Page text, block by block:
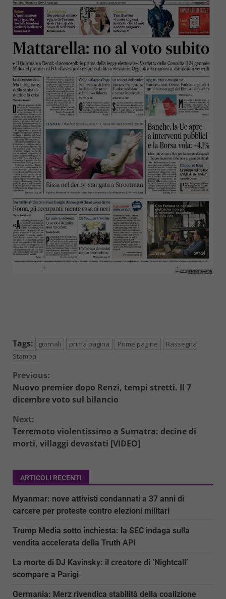
Tags: giornali prima pagina Prime pagine
Rassegna
Stampa
Continue
Reading
Previous:
Nuovo premier dopo Renzi, tempi stretti. Il 7
dicembre voto sul bilancio
Next:
Terremoto violentissimo a Sumatra: decine di
morti, villaggi devastati [VIDEO]
ARTICOLI RECENTI
Myanmar: nove attivisti condannati a 37 anni di
carcere per proteste contro elezioni militari
Trump Media sotto inchiesta: la SEC indaga sulla
vendita accelerata della Truth API
La morte di DJ Kavinsky: il creatore di ‘Nightcall’
scompare a Parigi
Germania: Merz rivendica stabilità della coalizione